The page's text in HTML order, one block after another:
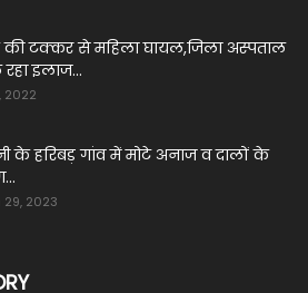
की टक्कर से महिला घायल,जिला अस्पताल
इलाज...
2022
के हरिबड़ गांव में मोटे अनाज व दालों के
29, 2023